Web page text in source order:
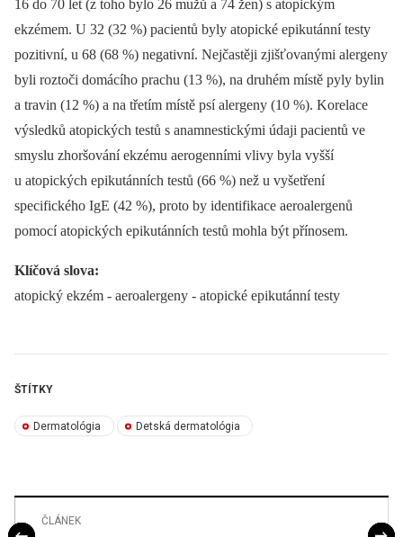
16 do 70 let (z toho bylo 26 mužů a 74 žen) s atopickým
ekzémem. U 32 (32 %) pacientů byly atopické epikutánní testy
pozitivní, u 68 (68 %) negativní. Nejčastěji zjišťovanými alergeny
byli roztoči domácího prachu (13 %), na druhém místě pyly bylin
a travin (12 %) a na třetím místě psí alergeny (10 %). Korelace
výsledků atopických testů s anamnestickými údaji pacientů ve
smyslu zhoršování ekzému aerogenními vlivy byla vyšší
u atopických epikutánních testů (66 %) než u vyšetření
specifického IgE (42 %), proto by identifikace aeroalergenů
pomocí atopických epikutánních testů mohla být přínosem.
Klíčová slova:
atopický ekzém -⁠ aeroalergeny -⁠ atopické epikutánní testy
ŠTÍTKY
Dermatológia Detská dermatológia
ČLÁNEK